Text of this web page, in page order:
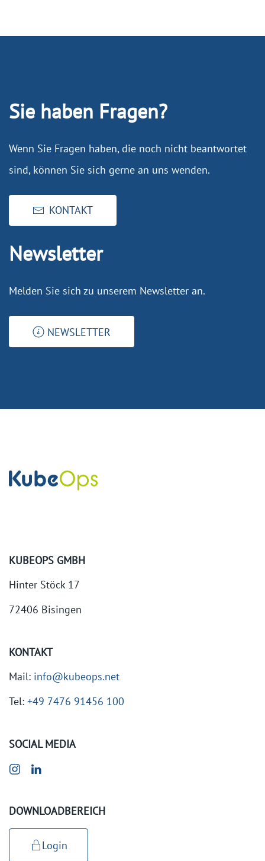
Sie haben Fragen?
Wenn Sie Fragen haben, die noch nicht beantwortet
sind, können Sie sich gerne an uns wenden.
KONTAKT
Newsletter
Melden Sie sich zu unserem Newsletter an.
NEWSLETTER
KUBEOPS GMBH
Hinter Stöck 17
72406 Bisingen
KONTAKT
Mail: info@kubeops.net
Tel: +49 7476 91456 100
SOCIAL MEDIA
DOWNLOADBEREICH
Login